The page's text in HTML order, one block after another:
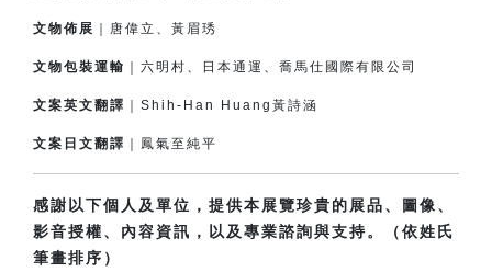
文物佈展 ｜唐偉立、黃眉琇
文物包裝運輸 ｜六明村、日本通運、喬馬仕國際有限公司
文案英文翻譯 ｜Shih-Han Huang黃詩涵
文案日文翻譯 ｜鳳氣至純平
感謝以下個人及單位，提供本展覽珍貴的展品、圖像、
影音授權、內容資訊，以及專業諮詢與支持。（依姓氏
筆畫排序）